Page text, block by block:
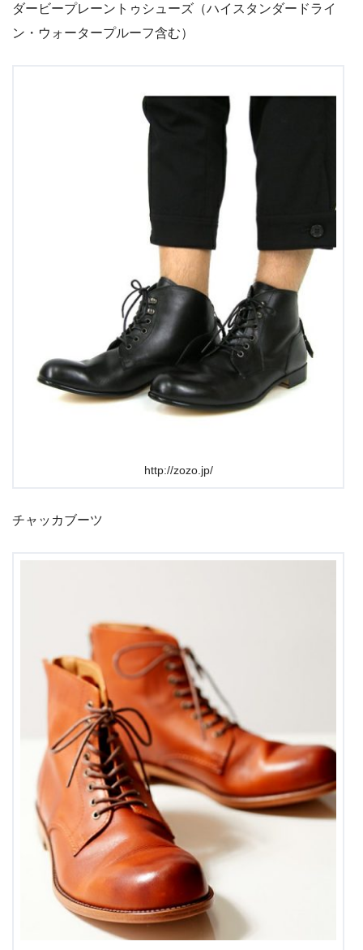
ダービープレーントゥシューズ（ハイスタンダードライ
ン・ウォータープルーフ含む）
http://zozo.jp/
チャッカブーツ